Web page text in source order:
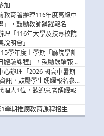
加
教育署辦理116年度高級中
」，鼓勵教師踴躍報名
理「116年大學及技專校院
明會」
學年度上學期「廳院學計
驗課程」，鼓勵踴躍報名
心辦理「2026 國高中暑期
訊，鼓勵學生踴躍報名參
理人1位，歡迎意者踴躍報
學期推廣教育課程招生